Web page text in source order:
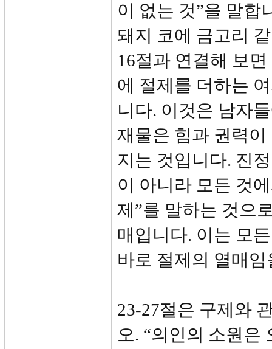
이 없는 것”을 말합
돼지 코에 금고리
16절과 연결해 보
에 절제를 더하는
니다. 이것은 남자
재물은 힘과 권력
지는 것입니다. 진
이 아니라 모든 것
제”를 말하는 것으
매입니다. 이는 모
바로 절제의 열매
23-27절은 구제와
오. “의인의 소원은